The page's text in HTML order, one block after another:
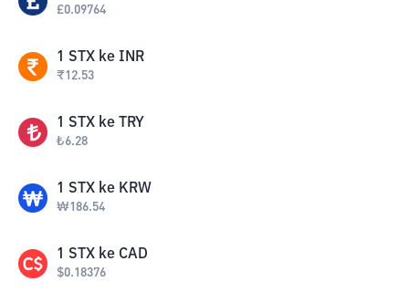
£0.09764
1 STX ke INR
₹12.53
1 STX ke TRY
₺6.28
1 STX ke KRW
₩186.54
1 STX ke CAD
$0.18376